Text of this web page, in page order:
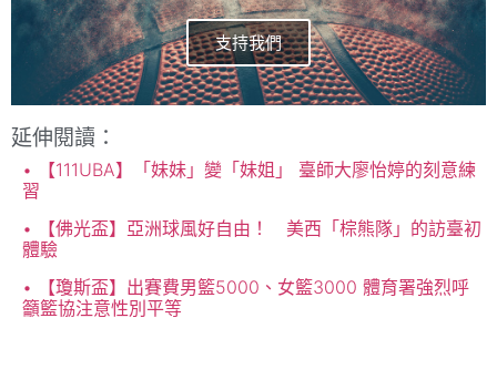
支持我們
延伸閱讀：
【111UBA】「妹妹」變「妹姐」 臺師大廖怡婷的刻意練
習
【佛光盃】亞洲球風好自由！ 美西「棕熊隊」的訪臺初
體驗
【瓊斯盃】出賽費男籃5000、女籃3000 體育署強烈呼
籲籃協注意性別平等